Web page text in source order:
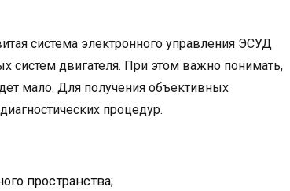
система электронного управления ЭСУД
систем двигателя. При этом важно понимать,
мало. Для получения объективных
процедур.
пространства;